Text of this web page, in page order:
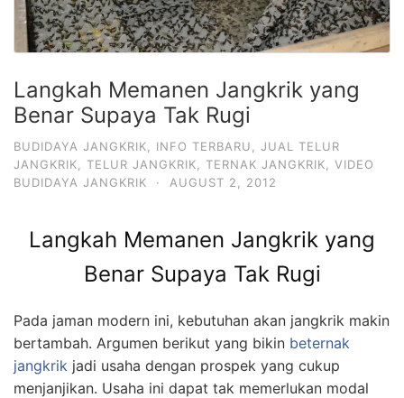
Langkah Memanen Jangkrik yang
Benar Supaya Tak Rugi
BUDIDAYA JANGKRIK INFO TERBARU
JUAL TELUR
JANGKRIK
TELUR JANGKRIK TERNAK JANGKRIK
VIDEO
BUDIDAYA JANGKRIK
· AUGUST 2, 2012
Langkah Memanen Jangkrik yang
Benar Supaya Tak Rugi
Pada jaman modern ini, kebutuhan akan jangkrik makin
bertambah. Argumen berikut yang bikin beternak
jangkrik jadi usaha dengan prospek yang cukup
menjanjikan. Usaha ini dapat tak memerlukan modal